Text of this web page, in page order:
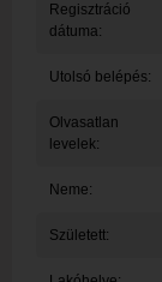
Regisztráció
dátuma:
Utolsó belépés:
Olvasatlan
levelek:
Neme:
Született: